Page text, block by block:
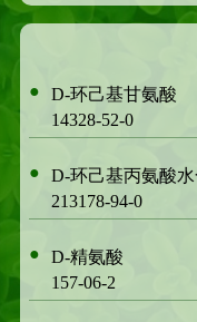
●
D-环己基甘氨酸
14328-52-0
●
D-环己基丙氨酸
213178-94-0
●
D-精氨酸
157-06-2